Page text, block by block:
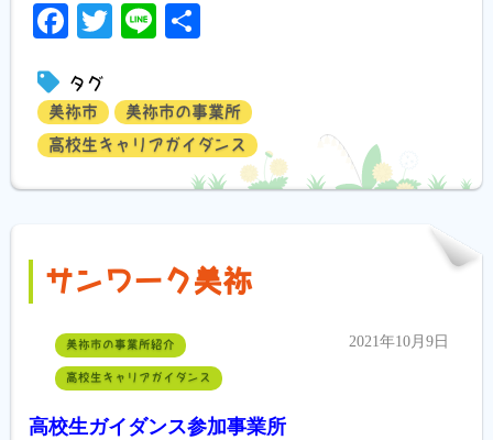
Facebook
Twitter
Line
タグ
美祢市
美祢市の事業所
高校生キャリアガイダンス
サンワーク美祢
美祢市の事業所紹介
高校生キャリアガイダンス
2021年10月9日
高校生ガイダンス参加事業所